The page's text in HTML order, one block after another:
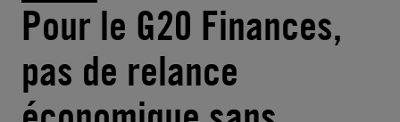
Pour le G20 Finances,
pas de relance